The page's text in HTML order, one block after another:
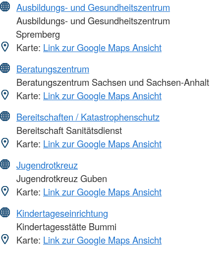
Ausbildungs- und Gesundheitszentrum
Ausbildungs- und Gesundheitszentrum
Spremberg
Karte: Link zur Google Maps Ansicht
Beratungszentrum
Beratungszentrum Sachsen und Sachsen-Anhalt
Karte: Link zur Google Maps Ansicht
Bereitschaften / Katastrophenschutz
Bereitschaft Sanitätsdienst
Karte: Link zur Google Maps Ansicht
Jugendrotkreuz
Jugendrotkreuz Guben
Karte: Link zur Google Maps Ansicht
Kindertageseinrichtung
Kindertagesstätte Bummi
Karte: Link zur Google Maps Ansicht